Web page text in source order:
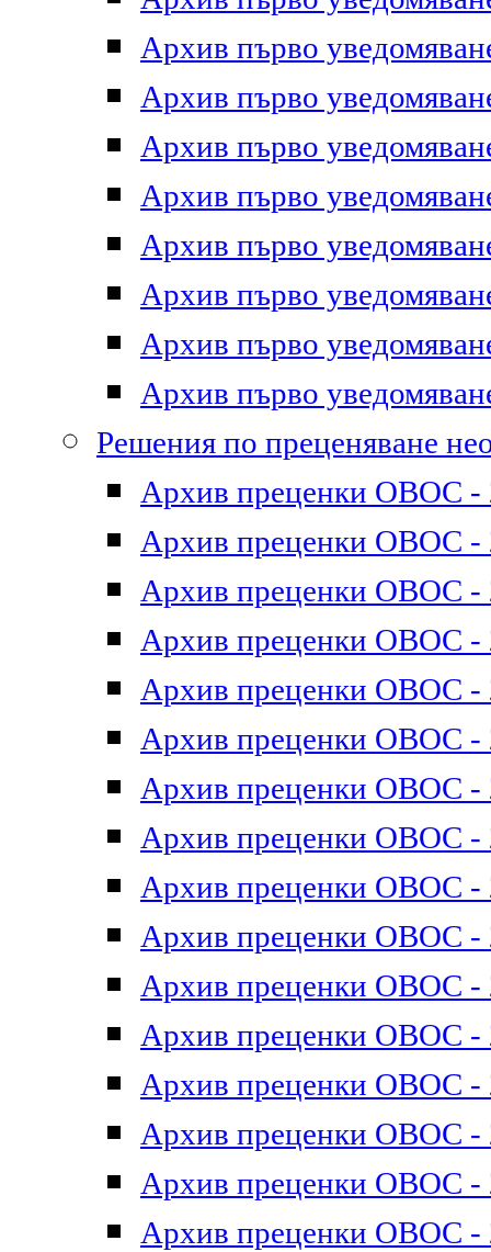
Архив първо
Архив първо
Архив първо
Архив първо
Архив първо
Архив първо
Архив първо
Архив първо
Решения по преценяване
Архив преценки ОВОС -
Архив преценки ОВОС -
Архив преценки ОВОС -
Архив преценки ОВОС -
Архив преценки ОВОС -
Архив преценки ОВОС -
Архив преценки ОВОС -
Архив преценки ОВОС -
Архив преценки ОВОС -
Архив преценки ОВОС -
Архив преценки ОВОС -
Архив преценки ОВОС -
Архив преценки ОВОС -
Архив преценки ОВОС -
Архив преценки ОВОС -
Архив преценки ОВОС -